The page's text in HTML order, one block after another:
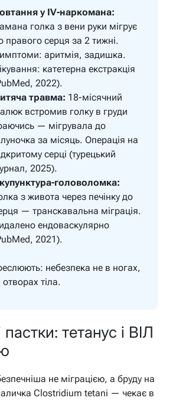
у IV-наркомана:
голка з вени руки мігрує
правого серця за 2 тижні.
аритмія, задишка.
катетерна екстракція
2022).
травма: 18-місячний
встромив голку в груди
— мігрувала до
за місяць. Операція на
серці (турецький
2025).
головоломка:
з живота через печінку до
— транскавальна міграція.
ендоваскулярно
2021).
небезпека не в ногах,
тіла.
пастки: тетанус і ВІЛ
не міграцією, а бруду на
Clostridium tetani — чекає в